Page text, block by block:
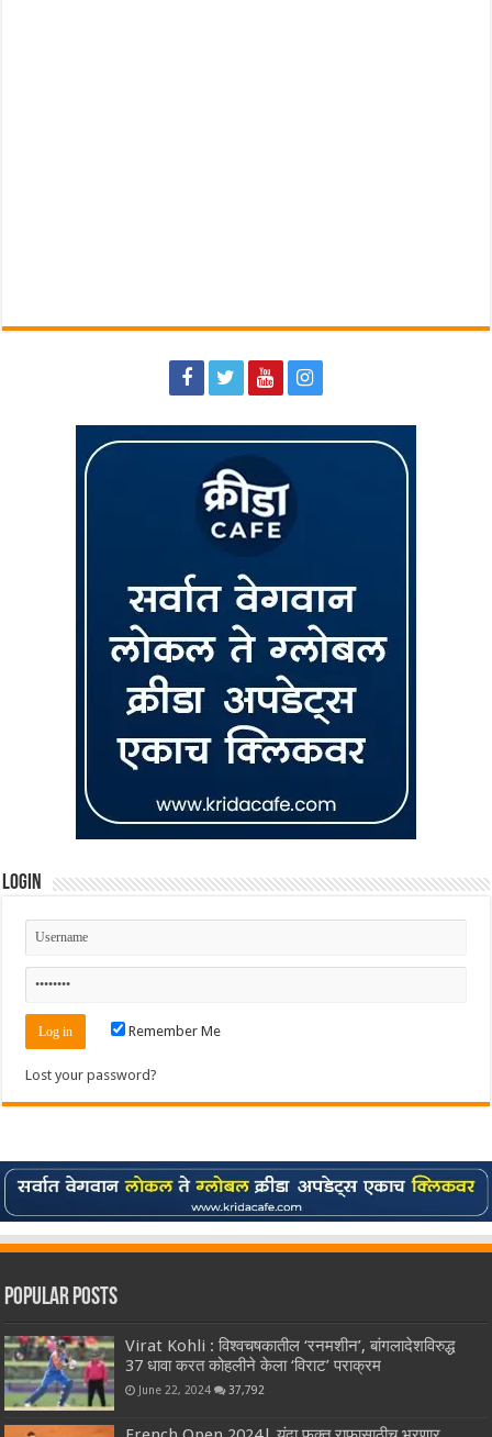
Login
Remember Me
Lost your password?
Popular Posts
Virat Kohli : विश्वचषकातील ‘रनमशीन’, बांगलादेशविरुद्ध
37 धावा करत कोहलीने केला ‘विराट’ पराक्रम
June 22, 2024 37,792